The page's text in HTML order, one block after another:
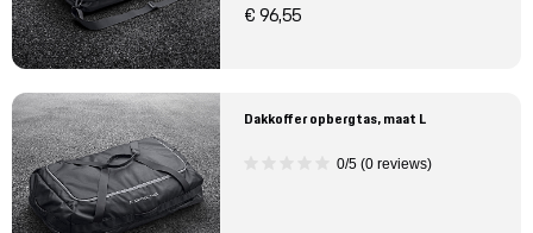
Porsche informatie € 96,55
Dakkoffer opbergtas, maat L
0/5 (0 reviews)